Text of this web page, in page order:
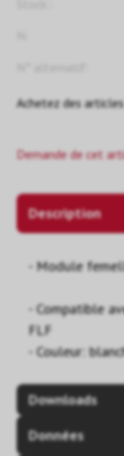
Achetez des
Demande de cet
Description
- Module
- Compatible
FLF
- Couleur:
Downloads
Données